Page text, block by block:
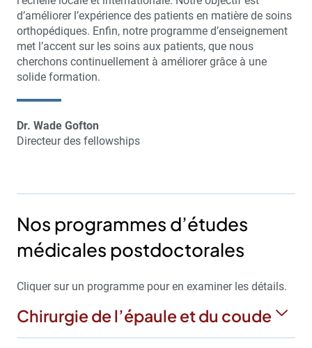
d’améliorer l’expérience des patients en matière de soins
orthopédiques. Enfin, notre programme d’enseignement
met l’accent sur les soins aux patients, que nous
cherchons continuellement à améliorer grâce à une
solide formation.
Dr. Wade Gofton
Directeur des fellowships
Nos programmes d’études
médicales postdoctorales
Cliquer sur un programme pour en examiner les détails.
Chirurgie de l’épaule et du coude